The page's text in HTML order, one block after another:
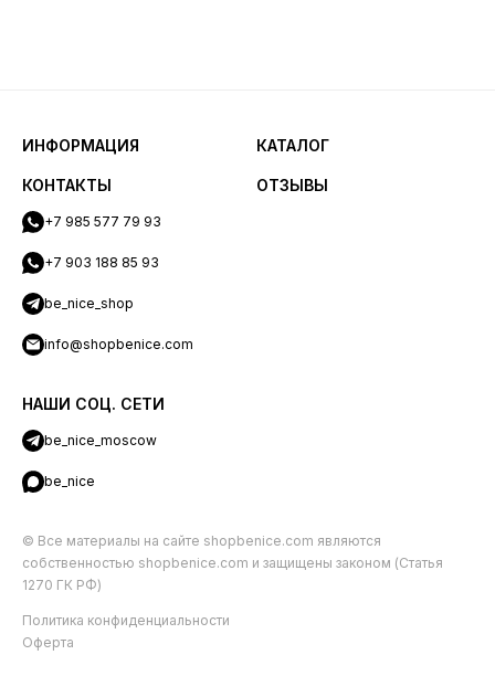
ИНФОРМАЦИЯ КАТАЛОГ
КОНТАКТЫ
+7 985 577 79 93
+7 903 188 85 93
be_nice_shop
info@shopbenice.com
НАШИ СОЦ. СЕТИ
be_nice_moscow
be_nice
ОТЗЫВЫ
© Все материалы на сайте shopbenice.com являются
собственностью shopbenice.com и защищены законом (Статья
1270 ГК РФ)
Политика конфиденциальности
Оферта